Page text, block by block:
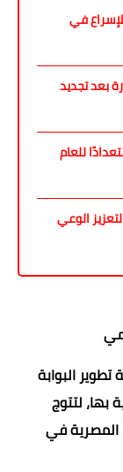
في
بعد تجديد
للعام
الوعي
البوابة
بها، لتتوج
المصرية في